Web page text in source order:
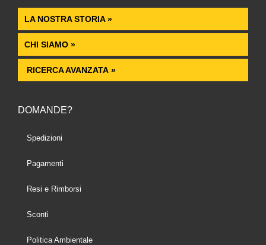
LA NOSTRA STORIA »
CHI SIAMO »
RICERCA AVANZATA »
DOMANDE?
Spedizioni
Pagamenti
Resi e Rimborsi
Sconti
Politica Ambientale